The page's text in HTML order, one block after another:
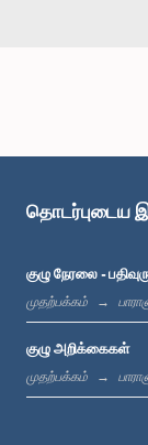
தொடர்புடைய
குழு நேரலை -
முதற்பக்கம்
குழு அறிக்கைகள்
முதற்பக்கம்